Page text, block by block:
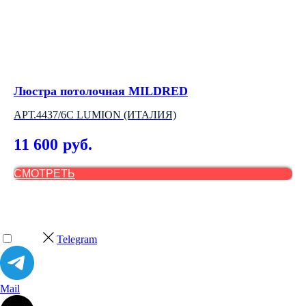
Люстра потолочная MILDRED
АРТ.4437/6C LUMION (ИТАЛИЯ)
11 600 руб.
СМОТРЕТЬ
Telegram
Mail